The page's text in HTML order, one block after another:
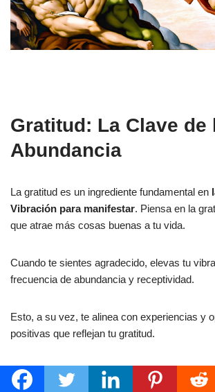
Gratitud: La Clave de
Abundancia
La gratitud es un ingrediente fundamental en
Vibración para manifestar. Piensa en la
que atrae más cosas buenas a tu vida.
Cuando te sientes agradecido, elevas tu
frecuencia de abundancia y receptividad.
Esto, a su vez, te alinea con experiencias y
positivas que reflejan tu gratitud.
¿Por qué la gratitud es tan